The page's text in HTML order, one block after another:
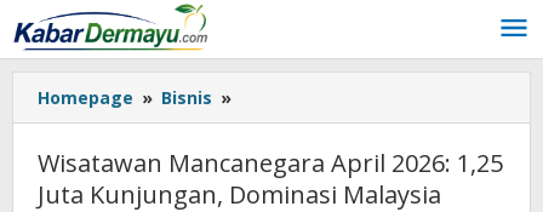
Lewati
ke
konten
Homepage » Bisnis »
Mancanegara
2026:
1,25
Wisatawan Mancanegara April 2026: 1,25
Juta Kunjungan, Dominasi Malaysia